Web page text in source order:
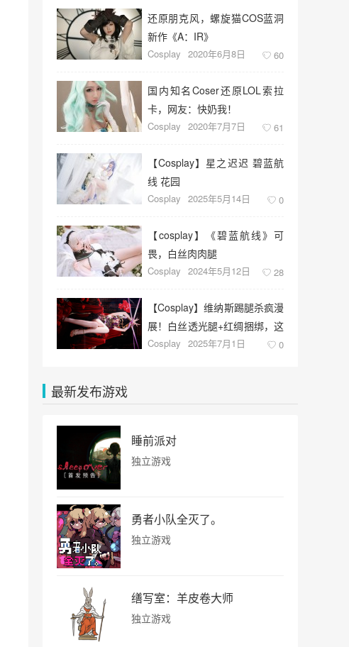
还原朋克风，螺旋猫COS蓝洞
新作《A：IR》
Cosplay 2020年6月8日 60
国内知名Coser还原LOL索拉
卡，网友：快奶我！
Cosplay 2020年7月7日 61
【Cosplay】星之迟迟 碧蓝航
线 花园
Cosplay 2025年5月14日 0
【cosplay】《碧蓝航线》可
畏，白丝肉肉腿
Cosplay 2024年5月12日 28
【Cosplay】维纳斯踢腿杀疯漫
展！白丝透光腿+红绸捆绑，这
波是纯欲天花板
Cosplay 2025年7月1日 0
最新发布游戏
睡前派对
独立游戏
勇者小队全灭了。
独立游戏
缮写室：羊皮卷大师
独立游戏